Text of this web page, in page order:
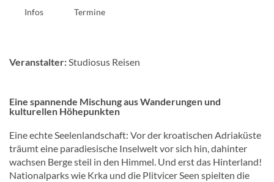
Infos Termine
Veranstalter:Studiosus Reisen
Eine spannende Mischung aus Wanderungen und
kulturellen Höhepunkten
Eine echte Seelenlandschaft: Vor der kroatischen Adriaküste
träumt eine paradiesische Inselwelt vor sich hin, dahinter
wachsen Berge steil in den Himmel. Und erst das Hinterland!
Nationalparks wie Krka und die Plitvicer Seen spielten die